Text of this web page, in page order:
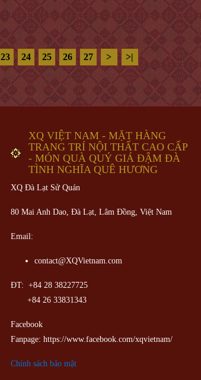
23 24 25 26 27 > >|
XQ VIỆT NAM - MẶT HÀNG
TRANG TRÍ NỘI THẤT CAO CẤP
- MÓN QUÀ QUÝ GIÁ ĐẬM ĐÀ
TÌNH NGHĨA QUÊ HƯƠNG
XQ Đà Lạt Sử Quán
80 Mai Anh Dao, Đà Lạt, Lâm Đồng, Việt Nam
Email:
contact@XQVietnam.com
ĐT: +84 28 38227725
+84 26 33831343
Facebook
Fanpage: https://www.facebook.com/xqvietnam/
Chính sách bảo mật